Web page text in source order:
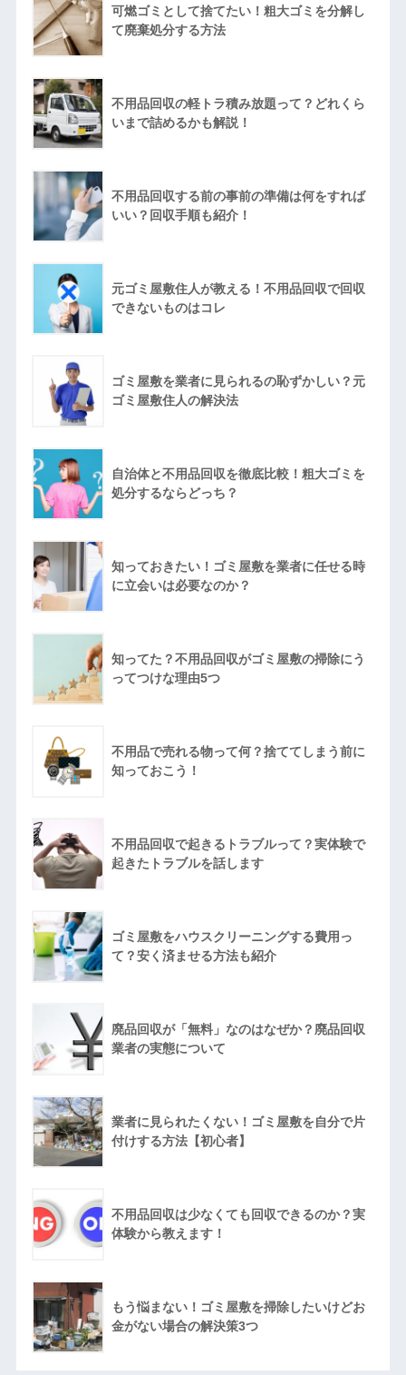
可燃ゴミとして捨てたい！粗大ゴミを分解し
て廃棄処分する方法
不用品回収の軽トラ積み放題って？どれくら
いまで詰めるかも解説！
不用品回収する前の事前の準備は何をすれば
いい？回収手順も紹介！
元ゴミ屋敷住人が教える！不用品回収で回収
できないものはコレ
ゴミ屋敷を業者に見られるの恥ずかしい？元
ゴミ屋敷住人の解決法
自治体と不用品回収を徹底比較！粗大ゴミを
処分するならどっち？
知っておきたい！ゴミ屋敷を業者に任せる時
に立会いは必要なのか？
知ってた？不用品回収がゴミ屋敷の掃除にう
ってつけな理由5つ
不用品で売れる物って何？捨ててしまう前に
知っておこう！
不用品回収で起きるトラブルって？実体験で
起きたトラブルを話します
ゴミ屋敷をハウスクリーニングする費用っ
て？安く済ませる方法も紹介
廃品回収が「無料」なのはなぜか？廃品回収
業者の実態について
業者に見られたくない！ゴミ屋敷を自分で片
付けする方法【初心者】
不用品回収は少なくても回収できるのか？実
体験から教えます！
もう悩まない！ゴミ屋敷を掃除したいけどお
金がない場合の解決策3つ